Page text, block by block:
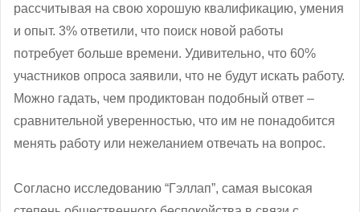
рассчитывая на свою хорошую квалификацию, умения
и опыт. 3% ответили, что поиск новой работы
потребует больше времени. Удивительно, что 60%
участников опроса заявили, что не будут искать работу.
Можно гадать, чем продиктован подобный ответ –
сравнительной уверенностью, что им не понадобится
менять работу или нежеланием отвечать на вопрос.
Согласно исследованию “Гэллап”, самая высокая